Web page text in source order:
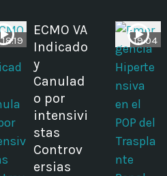
18:19
ECMO VA
Indicado
y
Canulad
o por
intensivi
stas
Controv
ersias
19:04